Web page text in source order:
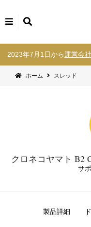
2023年7月1日から運営会
ホーム スレッド
クロネコヤマト B2
サ
製品詳細